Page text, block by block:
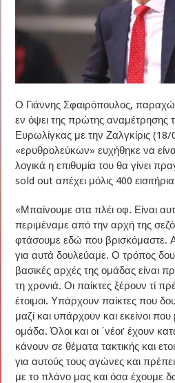
Ο Γιάννης Σφαιρόπουλος,
εν όψει της πρώτης αναμέτρησης
Ευρωλίγκας με την Ζαλγκίρις
«ερυθρολεύκων» ευχήθηκε να
λογικά η επιθυμία του θα γίνει
sold out απέχει μόλις 400
«Μπαίνουμε στα πλέι οφ. Είναι
περιμέναμε από την αρχή της
φτάσουμε εδώ που βρισκόμαστε.
για αυτά δουλεύαμε. Ο τρόπος
βασικές αρχές της ομάδας είναι
τη χρονιά. Οι παίκτες ξέρουν τί
έτοιμοι. Υπάρχουν παίκτες που
μαζί και υπάρχουν και εκείνοι
ομάδα. Όλοι και οι ΄νέοι’ έχουν
κάνουν σε θέματα τακτικής και
για αυτούς τους αγώνες και
με το πλάνο μας και όσα έχουμε